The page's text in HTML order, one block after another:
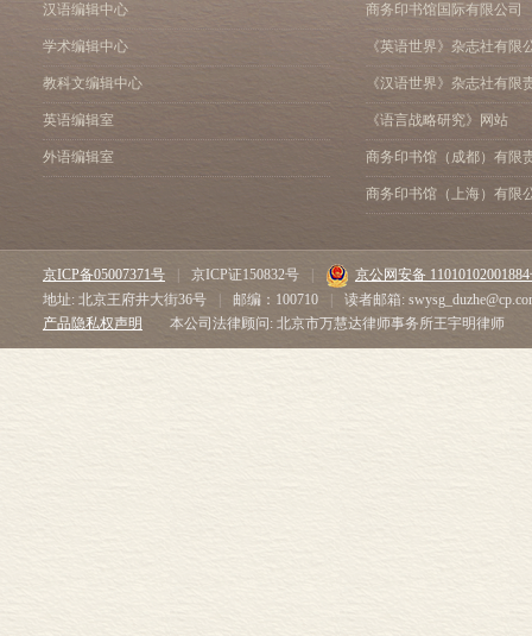
汉语编辑中心
学术编辑中心
教科文编辑中心
英语编辑室
外语编辑室
商务印书馆国际有限公司
《英语世界》杂志社有限
《汉语世界》杂志社有限
《语言战略研究》网站
商务印书馆（成都）有限
商务印书馆（上海）有限
京ICP备05007371号 京ICP证150832号
京公网安备
地址: 北京王府井大街36号
邮编：100710
读者邮箱:
产品隐私权声明
本公司法律顾问: 北京市万慧达律师事务所王宇明律师